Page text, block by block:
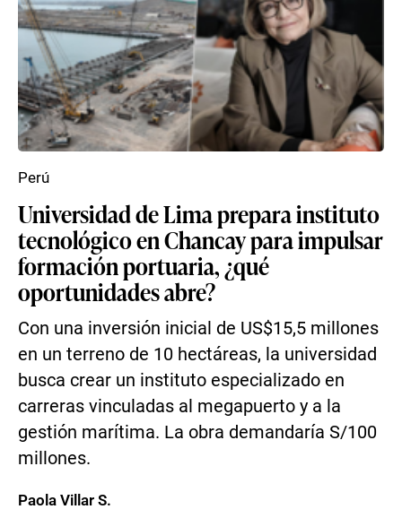
Universidad de Lima prepara instituto
tecnológico en Chancay para impulsar
formación portuaria, ¿qué
oportunidades abre?
Con una inversión inicial de US$15,5 millones
en un terreno de 10 hectáreas, la universidad
busca crear un instituto especializado en
carreras vinculadas al megapuerto y a la
gestión marítima. La obra demandaría S/100
millones.
Perú
Paola Villar S.